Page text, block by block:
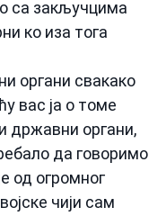
са закључцима
ко иза тога
органи свакако
вас ја о томе
државни органи,
да говоримо
од огромног
чији сам